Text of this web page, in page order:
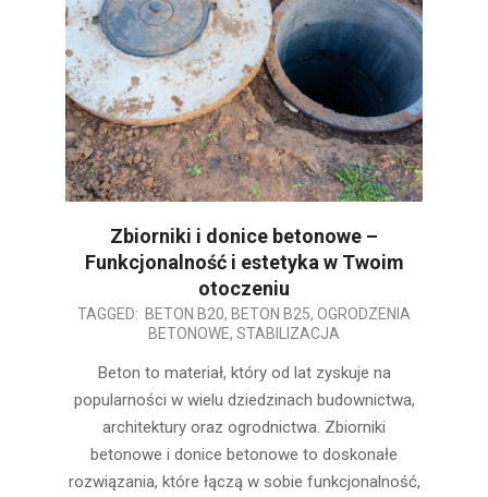
Zbiorniki i donice betonowe –
Funkcjonalność i estetyka w Twoim
otoczeniu
2025-
TAGGED: BETON B20, BETON B25, OGRODZENIA
BETONOWE, STABILIZACJA
Beton to materiał, który od lat zyskuje na
popularności w wielu dziedzinach budownictwa,
architektury oraz ogrodnictwa. Zbiorniki
betonowe i donice betonowe to doskonałe
rozwiązania, które łączą w sobie funkcjonalność,